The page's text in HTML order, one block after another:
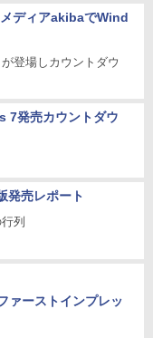
ディアakibaでWind
登場しカウントダウ
7発売カウントダウ
発売レポート
列
ァーストインプレッ